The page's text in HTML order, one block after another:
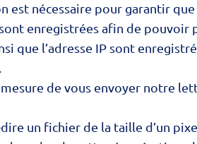
nécessaire pour garantir
enregistrées afin de pouvoir
que l’adresse IP sont
de vous envoyer notre
un fichier de la taille d’un